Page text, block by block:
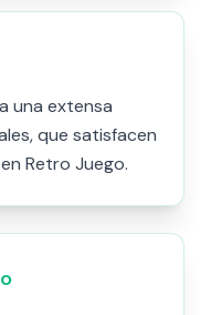
una extensa
que satisfacen
Retro Juego.